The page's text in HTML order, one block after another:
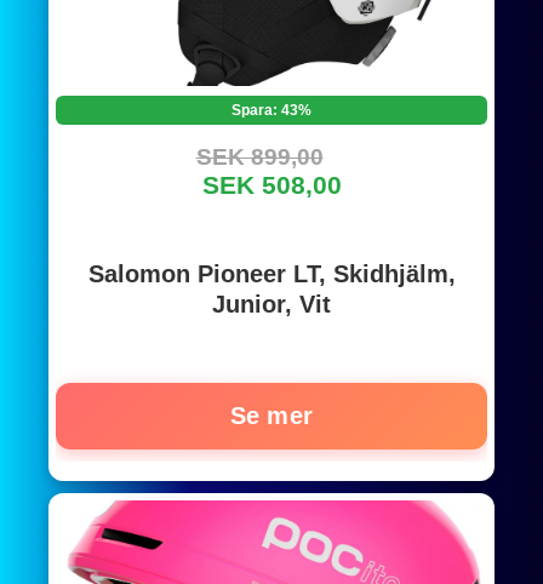
Spara: 43%
SEK 899,00
SEK 508,00
Salomon Pioneer LT, Skidhjälm,
Junior, Vit
Se mer